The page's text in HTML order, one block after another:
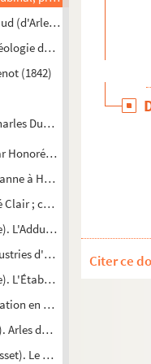
(d'Arles) (1831-1834)
de Questel (1842-1849)
(1842)
Dupin (1842), à propos
Honoré Clair (1850-1870)
à Honoré Clair (1872-
Clair ; correspondants
L'Adduction d'eau dans les
d'Arles. (D.E.S.-1955)
L'Établissement des
en Provence aux XVII
de 1848 à 1879.
Le Développement
Citer ce